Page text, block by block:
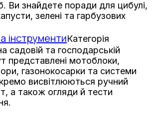
Ви знайдете поради для цибулі,
зелені та гарбузових
інструментиКатегорія
садовій та господарській
представлені мотоблоки,
газонокосарки та системи
висвітлюються ручний
а також огляди й тести